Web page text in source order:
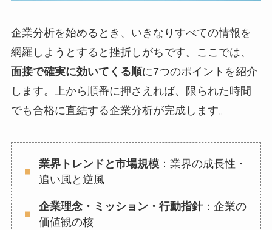
企業分析を始めるとき、いきなりすべての情報を
網羅しようとすると挫折しがちです。ここでは、
面接で確実に効いてくる順に7つのポイントを紹介
します。上から順番に押さえれば、限られた時間
でも合格に直結する企業分析が完成します。
業界トレンドと市場規模：業界の成長性・
追い風と逆風
企業理念・ミッション・行動指針：企業の
価値観の核